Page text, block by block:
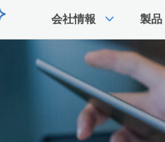
会社情報 expand_more 製品